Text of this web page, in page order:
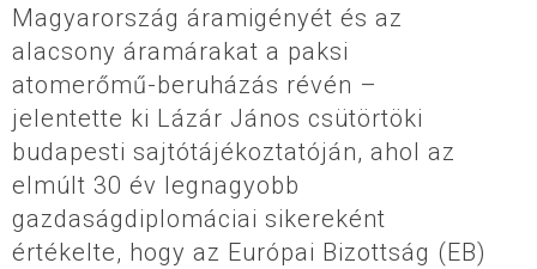
Magyarország áramigényét és az
alacsony áramárakat a paksi
atomerőmű-beruházás révén –
jelentette ki Lázár János csütörtöki
budapesti sajtótájékoztatóján, ahol az
elmúlt 30 év legnagyobb
gazdaságdiplomáciai sikereként
értékelte, hogy az Európai Bizottság (EB)